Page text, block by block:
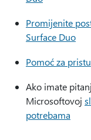
Promijenite
Surface Duo
Pomoć za
Ako imate
Microsoftovoj
potrebama